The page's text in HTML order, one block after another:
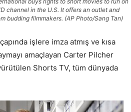
channel in the U.S. It offers an outlet and
budding filmmakers. (AP Photo/Sang Tan)
işlere imza atmış ve kısa
amaçlayan Carter Pilcher
Shorts TV, tüm dünyada